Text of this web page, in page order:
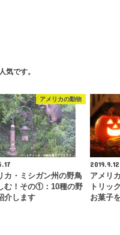
気です。
アメリカの動物
カ・ミシガン州の野鳥
む！その①：10種の野
介します
2019.9.12
アメリ
トリッ
お菓子